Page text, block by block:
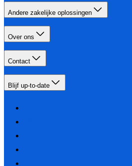
Andere zakelijke oplossingen
Over ons
Contact
Blijf up-to-date